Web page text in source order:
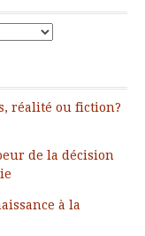
réalité ou fiction?
de la décision
à la